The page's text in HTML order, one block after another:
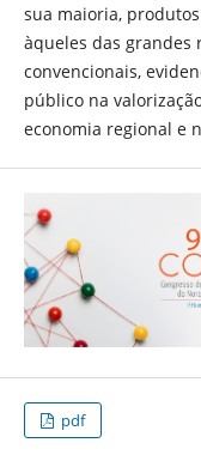
sua maioria,
àqueles das grandes
convencionais,
público na
economia regional e
pdf